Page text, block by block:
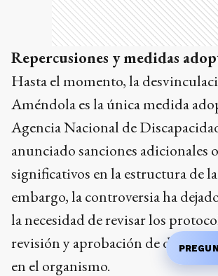
Repercusiones y medidas
Hasta el momento, la
Améndola es la única medida
Agencia Nacional de
anunciado sanciones adicionales
significativos en la estructura de
embargo, la controversia ha
la necesidad de revisar los
revisión y aprobación de
en el organismo.